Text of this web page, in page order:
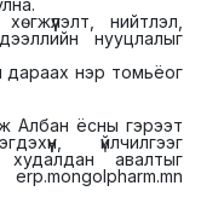
нийтлэл,
нууцлалыг
дараах нэр томьёог
Албан ёсны гэрээт
үйлчилгээг
авалтыг